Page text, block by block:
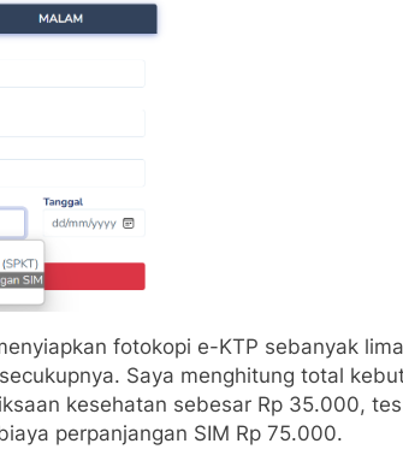
fotokopi e-KTP sebanyak
Saya menghitung total
kesehatan sebesar Rp 35.000,
perpanjangan SIM Rp 75.000.